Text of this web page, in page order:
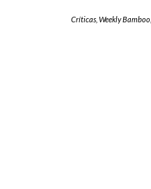
Críticas Weekly Bamboo